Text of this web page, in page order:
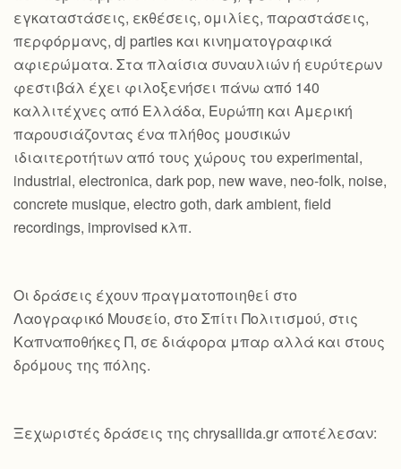
εγκαταστάσεις, εκθέσεις, ομιλίες, παραστάσεις,
περφόρμανς, dj parties και κινηματογραφικά
αφιερώματα. Στα πλαίσια συναυλιών ή ευρύτερων
φεστιβάλ έχει φιλοξενήσει πάνω από 140
καλλιτέχνες από Ελλάδα, Ευρώπη και Αμερική
παρουσιάζοντας ένα πλήθος μουσικών
ιδιαιτεροτήτων από τους χώρους του experimental,
industrial, electronica, dark pop, new wave, neo-folk, noise,
concrete musique, electro goth, dark ambient, field
recordings, improvised κλπ.
Οι δράσεις έχουν πραγματοποιηθεί στο
Λαογραφικό Μουσείο, στο Σπίτι Πολιτισμού, στις
Καπναποθήκες Π, σε διάφορα μπαρ αλλά και στους
δρόμους της πόλης.
Ξεχωριστές δράσεις της chrysallida.gr αποτέλεσαν: